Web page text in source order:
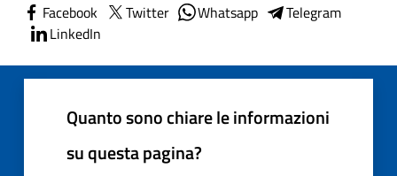
Facebook Twitter Whatsapp
Telegram
LinkedIn
Quanto sono chiare le informazioni
su questa pagina?